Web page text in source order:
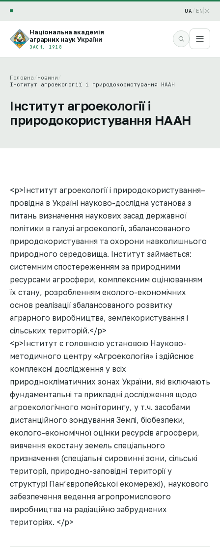
UA EN
Національна академія
аграрних наук України
ЗАСН. 1918
Головна Новини
Інститут агроекології і природокористування НААН
Інститут агроекології і
природокористування НААН
<p>Інститут агроекології і природокористування–
провідна в Україні науково-дослідна установа з
питань визначення наукових засад державної
політики в галузі агроекології, збалансованого
природокористування та охорони навколишнього
природного середовища. Інститут займається:
системним спостереженням за природними
ресурсами агросфери, комплексним оцінюванням
їх стану, розробленням еколого-економічних
основ реалізації збалансованого розвитку
аграрного виробництва, землекористування і
сільських територій.</p>
<p>Інститут є головною установою Науково-
методичного центру «Агроекологія» і здійснює
комплексні дослідження у всіх
природнокліматичних зонах України, які включають
фундаментальні та прикладні дослідження щодо
агроекологічного моніторингу, у т.ч. засобами
дистанційного зондування Землі, біобезпеки,
еколого-економічної оцінки ресурсів агросфери,
вивчення екостану земель спеціального
призначення (спеціальні сировинні зони, сільські
території, природно-заповідні території у
структурі Пан’європейської екомережі), наукового
забезпечення ведення агропромислового
виробництва на радіаційно забруднених
територіях. </p>